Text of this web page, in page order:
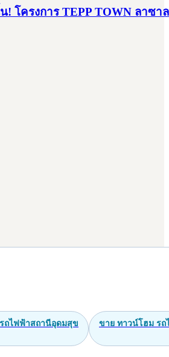
ครงการ TEPP TOWN ลาซา
ถไฟฟ้าสถานีอุดมสุข ขาย ทาวน์โฮม ร